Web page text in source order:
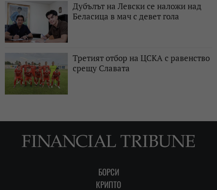
Дубълът на Левски се наложи над
Беласица в мач с девет гола
Третият отбор на ЦСКА с равенство
срещу Славата
БОРСИ
КРИПТО